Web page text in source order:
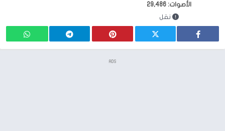
الأصوات:29,486
نقل
ADS